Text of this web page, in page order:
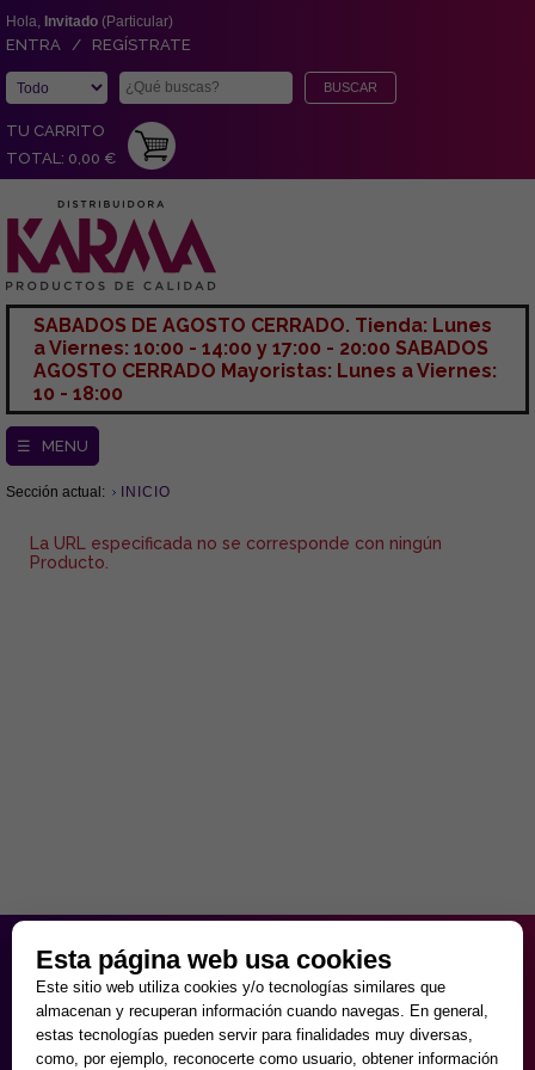
Hola, Invitado (Particular)
ENTRA / REGÍSTRATE
TU CARRITO
TOTAL: 0,00 €
SABADOS DE AGOSTO CERRADO. Tienda: Lunes
a Viernes: 10:00 - 14:00 y 17:00 - 20:00 SABADOS
AGOSTO CERRADO Mayoristas: Lunes a Viernes:
10 - 18:00
☰ MENU
Sección actual: INICIO
La URL especificada no se corresponde con ningún
Producto.
de Lunes a Viernes
9:30 - 20:00
Sábados
10:00 - 14:00 y 17:00 - 20:00
Domingos cerrado.
Esta página web usa cookies
Este sitio web utiliza cookies y/o tecnologías similares que
almacenan y recuperan información cuando navegas. En general,
estas tecnologías pueden servir para finalidades muy diversas,
como, por ejemplo, reconocerte como usuario, obtener información